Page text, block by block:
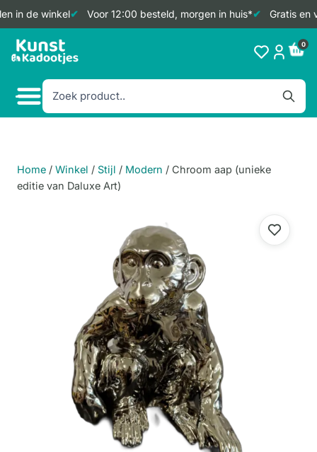
in de winkel Voor 12:00 besteld, morgen in huis* Gratis en
Doorgaan
naar
0
Home / Winkel / Stijl / Modern / Chroom aap (unieke
editie van Daluxe Art)